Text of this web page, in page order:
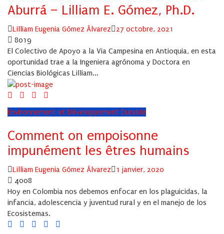
Aburrá – Lilliam E. Gómez, Ph.D.
Author
Lilliam Eugenia Gómez Álvarez
Posted
27 octobre, 2021
8019
El Colectivo de Apoyo a la Via Campesina en Antioquia, en esta
oportunidad trae a la Ingeniera agrónoma y Doctora en
Ciencias Biológicas Lilliam...
Environnement et Développement Durable
Comment on empoisonne
impunément les êtres humains
Author
Lilliam Eugenia Gómez Álvarez
Posted
1 janvier, 2020
4008
Hoy en Colombia nos debemos enfocar en los plaguicidas, la
infancia, adolescencia y juventud rural y en el manejo de los
Ecosistemas.